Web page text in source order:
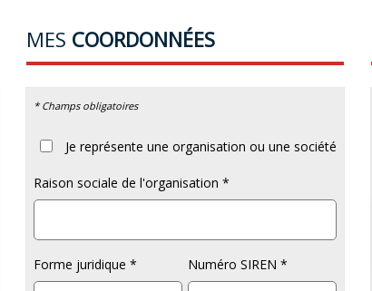
MES COORDONNÉES
* Champs obligatoires
Je représente une organisation ou une société
Raison sociale de l'organisation
Forme juridique Numéro SIREN